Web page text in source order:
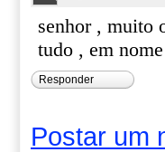
senhor , muito
tudo , em
Responder
Postar um